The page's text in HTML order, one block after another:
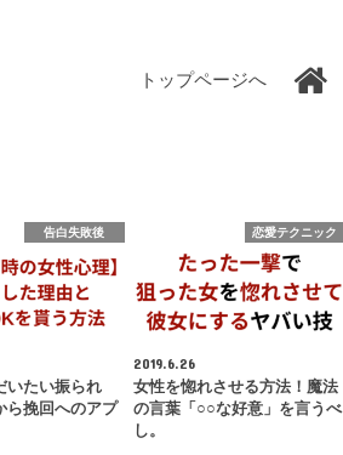
トップページへ
告白失敗後
いたい振られ
ら挽回へのアプ
恋愛テクニック
2019.6.26
女性を惚れさせる方法！魔法
の言葉「○○な好意」を言うべ
し。